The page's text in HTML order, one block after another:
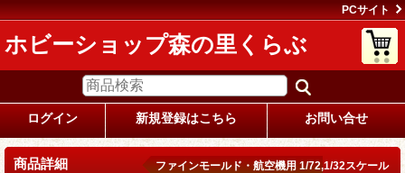
PCサイト
ホビーショップ森の里くらぶ
ログイン 新規登録はこちら お問い合せ
商品詳細 ファインモールド・航空機用 1/72,1/32スケール